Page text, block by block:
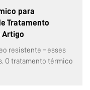
para
Tratamento
Artigo
resistente – esses
O tratamento térmico
o processo